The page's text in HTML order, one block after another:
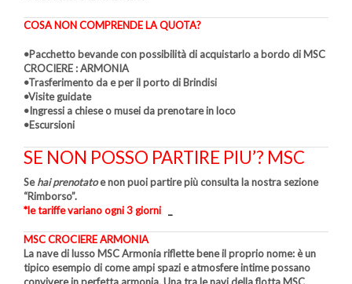
COSA NON COMPRENDE LA QUOTA?
•Pacchetto bevande con possibilità di acquistarlo a bordo di MSC
CROCIERE : ARMONIA
•Trasferimento da e per il porto di Brindisi
•Visite guidate
•Ingressi a chiese o musei da prenotare in loco
•Escursioni
SE NON POSSO PARTIRE PIU’? MSC
Sehai prenotatoe non puoi partire più consulta la nostra sezione
“Rimborso”.
*le tariffe variano ogni 3 giorni
MSC CROCIERE ARMONIA
La nave di lusso MSC Armonia riflette bene il proprio nome: è un
tipico esempio di come ampi spazi e atmosfere intime possano